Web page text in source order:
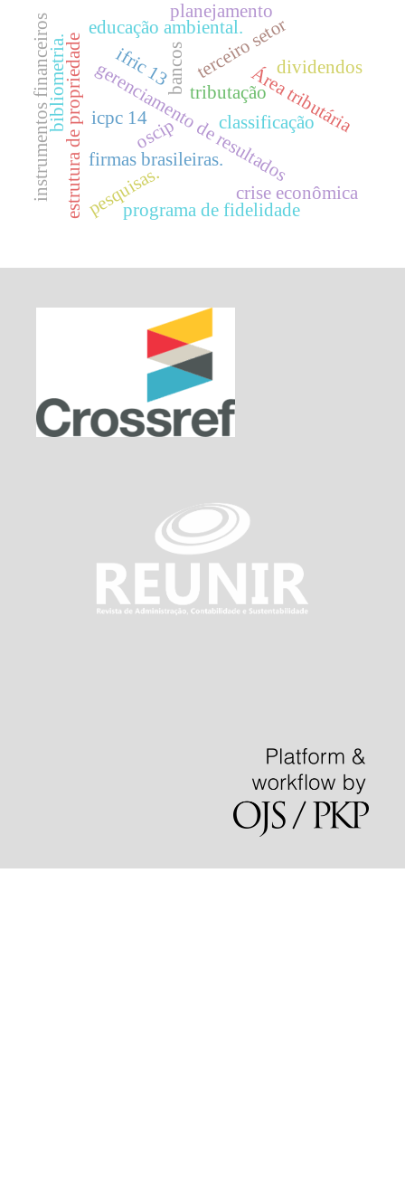
classificação
Área tributária
tributação
gerenciamento de resultados
estrutura de propriedade firmas brasileiras.
bibliometria. bancos
crise econômica
instrumentos financeiros pesquisas.
terceiro setor
oscip
educação ambiental.
ifric 13
programa de fidelidade
planejamento
icpc 14
dividendos